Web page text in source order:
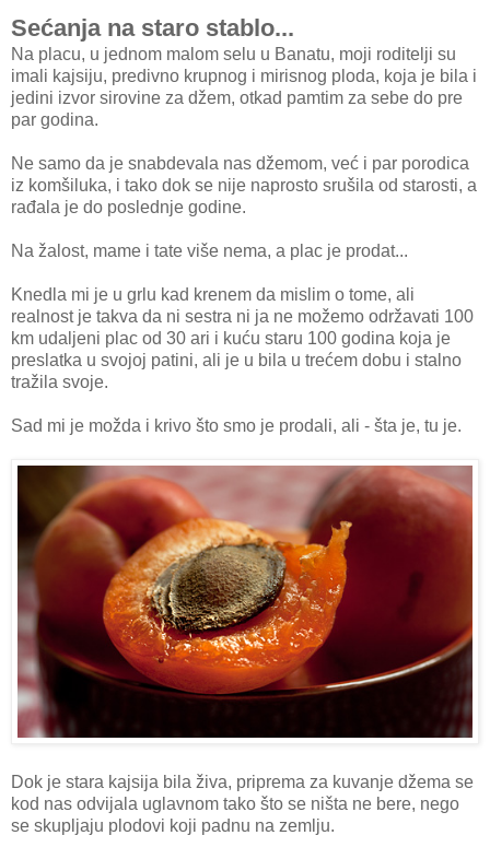
Sećanja na staro stablo...
Na placu, u jednom malom selu u Banatu, moji roditelji su
imali kajsiju, predivno krupnog i mirisnog ploda, koja je bila i
jedini izvor sirovine za džem, otkad pamtim za sebe do pre
par godina.
Ne samo da je snabdevala nas džemom, već i par porodica
iz komšiluka, i tako dok se nije naprosto srušila od starosti, a
rađala je do poslednje godine.
Na žalost, mame i tate više nema, a plac je prodat...
Knedla mi je u grlu kad krenem da mislim o tome, ali
realnost je takva da ni sestra ni ja ne možemo održavati 100
km udaljeni plac od 30 ari i kuću staru 100 godina koja je
preslatka u svojoj patini, ali je u bila u trećem dobu i stalno
tražila svoje.
Sad mi je možda i krivo što smo je prodali, ali - šta je, tu je.
Dok je stara kajsija bila živa, priprema za kuvanje džema se
kod nas odvijala uglavnom tako što se ništa ne bere, nego
se skupljaju plodovi koji padnu na zemlju.